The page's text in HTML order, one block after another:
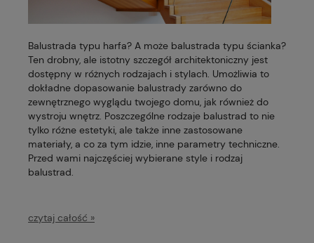
Balustrada typu harfa? A może balustrada typu ścianka?
Ten drobny, ale istotny szczegół architektoniczny jest
dostępny w różnych rodzajach i stylach. Umożliwia to
dokładne dopasowanie balustrady zarówno do
zewnętrznego wyglądu twojego domu, jak również do
wystroju wnętrz. Poszczególne rodzaje balustrad to nie
tylko różne estetyki, ale także inne zastosowane
materiały, a co za tym idzie, inne parametry techniczne.
Przed wami najczęściej wybierane style i rodzaj
balustrad.
czytaj całość »